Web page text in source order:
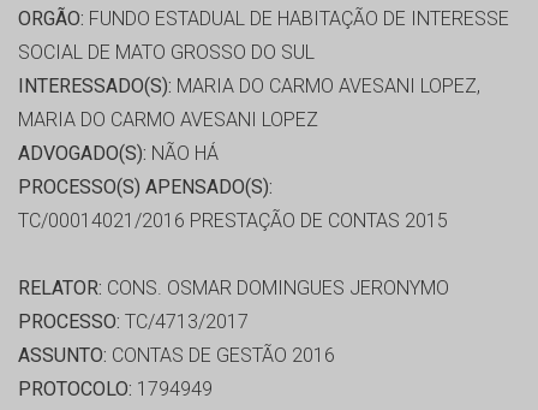
ORGÃO: FUNDO ESTADUAL DE HABITAÇÃO DE INTERESSE
SOCIAL DE MATO GROSSO DO SUL
INTERESSADO(S): MARIA DO CARMO AVESANI LOPEZ,
MARIA DO CARMO AVESANI LOPEZ
ADVOGADO(S): NÃO HÁ
PROCESSO(S) APENSADO(S):
TC/00014021/2016 PRESTAÇÃO DE CONTAS 2015
RELATOR: CONS. OSMAR DOMINGUES JERONYMO
PROCESSO: TC/4713/2017
ASSUNTO: CONTAS DE GESTÃO 2016
PROTOCOLO: 1794949